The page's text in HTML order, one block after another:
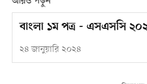
বাংলা ১ম পত্র - এসএসসি
২৪ জানুয়ারি ২০২৪